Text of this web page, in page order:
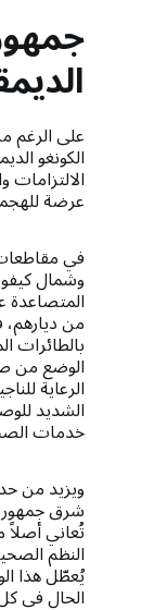
على الرغم
الكونغو
الالتزامات
عرضة
في
وشمال
من
بالطائرات
الوضع من
الرعاية
الشديد
خدمات
ويزيد من
شرق
تُعاني
النظم
يُعطّل هذا
الحال في